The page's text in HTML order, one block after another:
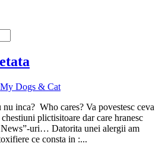
My Dogs & Cat
inca? Who cares? Va povestesc ceva
plictisitoare dar care hranesc
uri… Datorita unei alergii am
ce consta in :...